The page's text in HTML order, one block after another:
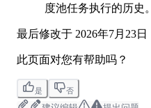
度池任务执行的历史。
最后修改于 2026年7月23日
此页面对您有帮助吗？
是 否